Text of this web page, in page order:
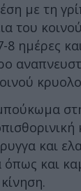
με τη
του
8 ημέρες
και
όπως και